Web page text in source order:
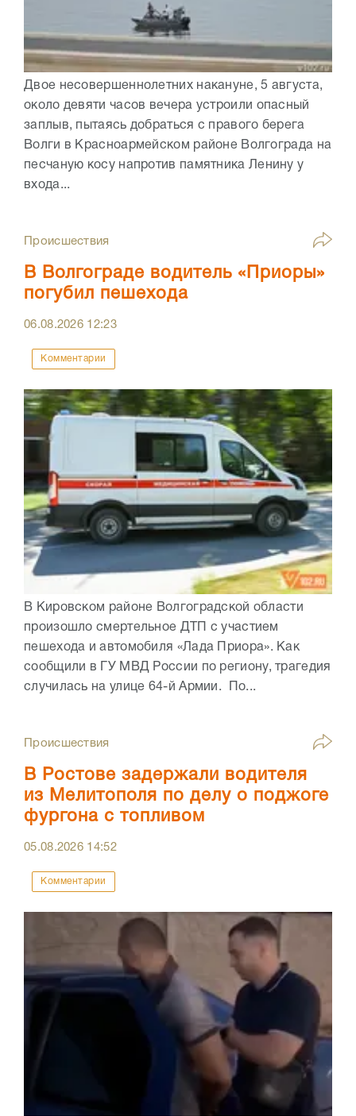
Двое несовершеннолетних накануне, 5 августа,
около девяти часов вечера устроили опасный
заплыв, пытаясь добраться с правого берега
Волги в Красноармейском районе Волгограда на
песчаную косу напротив памятника Ленину у
входа...
Происшествия
В Волгограде водитель «Приоры»
погубил пешехода
06.08.2026 12:23
Комментарии
В Кировском районе Волгоградской области
произошло смертельное ДТП с участием
пешехода и автомобиля «Лада Приора». Как
сообщили в ГУ МВД России по региону, трагедия
случилась на улице 64-й Армии. По...
Происшествия
В Ростове задержали водителя
из Мелитополя по делу о поджоге
фургона с топливом
05.08.2026 14:52
Комментарии